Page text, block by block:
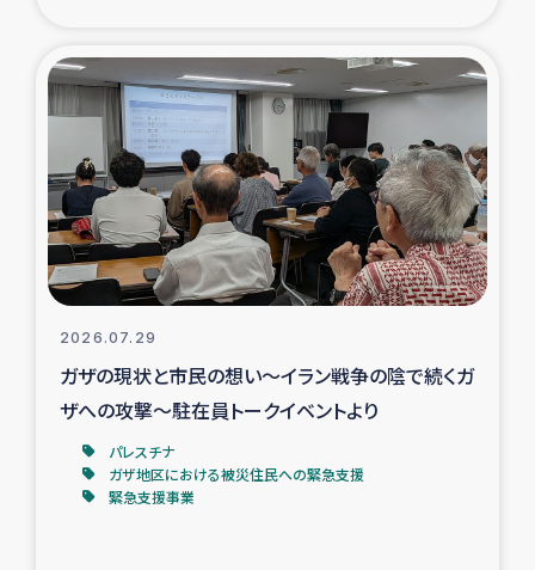
漁民によるマングローブ植林活動
レバノンでのシリア難民への食糧・越冬支援
レバノンにおける緊急支援
レバノンでのシリア難民への教育支援事業
レバノンでのシリア難民・レバノン人への農業支援
海外ルーツの市民との共生
神原ゼミxパルシック
2026.07.29
ガザの現状と市民の想い～イラン戦争の陰で続くガ
ザへの攻撃～駐在員トークイベントより
パレスチナ
ガザ地区における被災住民への緊急支援
緊急支援事業